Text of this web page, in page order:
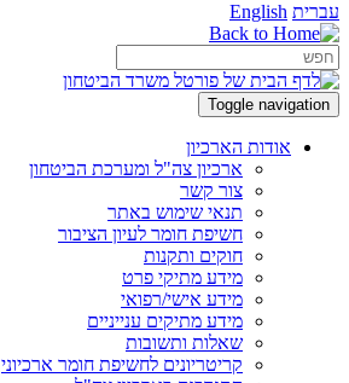
עברית English
Toggle navigation
אודות הארכיון
ארכיון צה"ל ומערכת הביטחון
צור קשר
תנאי שימוש באתר
חשיפת חומר לעיון הציבור
חוקים ותקנות
מידע מתיקי פרט
מידע אישי/רפואי
מידע מתיקים ענייניים
שאלות ותשובות
קריטריונים לחשיפת חומר ארכיוני